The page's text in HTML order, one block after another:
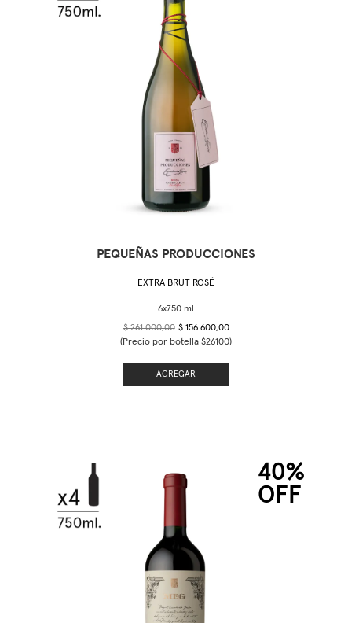
PEQUEÑAS PRODUCCIONES
EXTRA BRUT ROSÉ
$ 261.000,00 $ 156.600,00
(Precio por botella $26100)
AGREGAR
40%
OFF